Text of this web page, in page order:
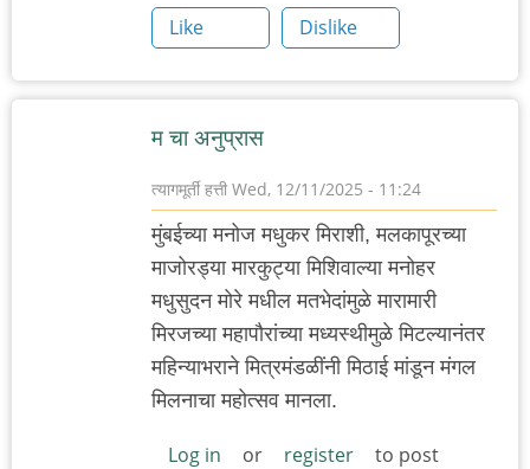
Like
Dislike
म चा अनुप्रास
त्यागमूर्ती हत्ती Wed, 12/11/2025 - 11:24
मुंबईच्या मनोज मधुकर मिराशी, मलकापूरच्या
माजोरड्या मारकुट्या मिशिवाल्या मनोहर
मधुसुदन मोरे मधील मतभेदांमुळे मारामारी
मिरजच्या महापौरांच्या मध्यस्थीमुळे मिटल्यानंतर
महिन्याभराने मित्रमंडळींनी मिठाई मांडून मंगल
मिलनाचा महोत्सव मानला.
Log in or register
to post